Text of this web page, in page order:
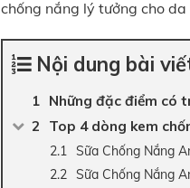
chống nắng lý tưởng cho da
Nội dung bài
Những đặc điểm có
Top 4 dòng kem
Sữa Chống Nắng
Sữa Chống Nắng